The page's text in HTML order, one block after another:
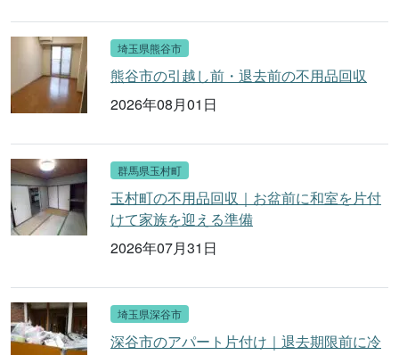
埼玉県熊谷市
熊谷市の引越し前・退去前の不用品回収
2026年08月01日
群馬県玉村町
玉村町の不用品回収｜お盆前に和室を片付
けて家族を迎える準備
2026年07月31日
埼玉県深谷市
深谷市のアパート片付け｜退去期限前に冷